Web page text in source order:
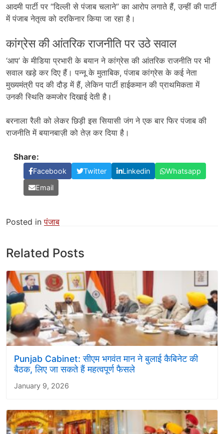
आदमी पार्टी पर “दिल्ली से पंजाब चलाने” का आरोप लगाते हैं, उन्हीं की पार्टी
में पंजाब नेतृत्व को दरकिनार किया जा रहा है।
कांग्रेस की आंतरिक राजनीति पर उठे सवाल
‘आप’ के मीडिया प्रभारी के बयान ने कांग्रेस की आंतरिक राजनीति पर भी
सवाल खड़े कर दिए हैं। पन्नू के मुताबिक, पंजाब कांग्रेस के कई नेता
मुख्यमंत्री पद की दौड़ में हैं, लेकिन पार्टी हाईकमान की प्राथमिकता में
उनकी स्थिति कमजोर दिखाई देती है।
बरनाला रैली को लेकर छिड़ी इस सियासी जंग ने एक बार फिर पंजाब की
राजनीति में बयानबाज़ी को तेज़ कर दिया है।
Share:
Facebook Twitter Linkedin
Whatsapp
Email
Posted inपंजाब
Related Posts
Punjab Cabinet: सीएम भगवंत मान ने बुलाई कैबिनेट की
बैठक, लिए जा सकते हैं महत्वपूर्ण फैसले
January 9, 2026